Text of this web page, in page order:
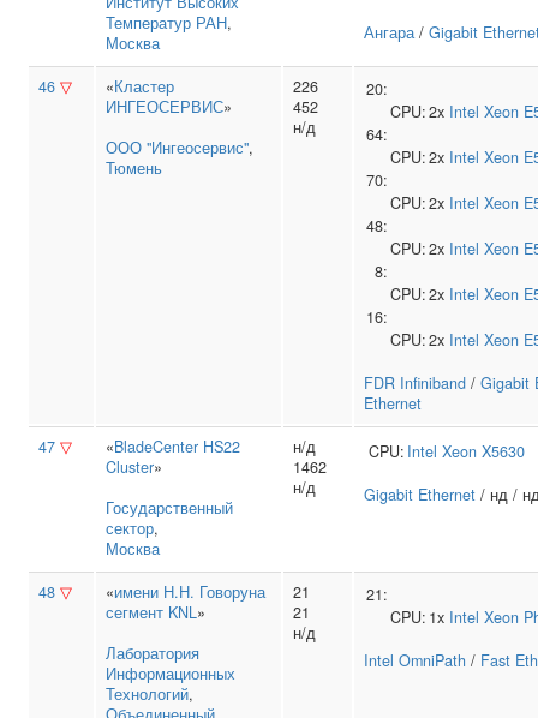
Температур РАН,
Москва
Ангара/ Gigabit
46 ▽ «Кластер
ИНГЕОСЕРВИС»
ООО "Ингеосервис",
Тюмень
226
452
н/д
20:
CPU:2x Intel Xeon
64:
CPU:2x Intel Xeon
70:
CPU:2x Intel Xeon
48:
CPU:2x Intel Xeon
8:
CPU:2x Intel Xeon
16:
CPU:2x Intel Xeon
FDR Infiniband / Gigabit
Ethernet
47 ▽ «BladeCenter HS22
Cluster»
Государственный
сектор,
Москва
н/д
1462
н/д
CPU: Intel Xeon X5630
Gigabit Ethernet / нд /
48 ▽ «имени Н.Н. Говоруна
сегмент KNL»
Лаборатория
Информационных
Технологий,
21
21
н/д
21:
CPU: 1x Intel Xeon
Intel OmniPath / Fast